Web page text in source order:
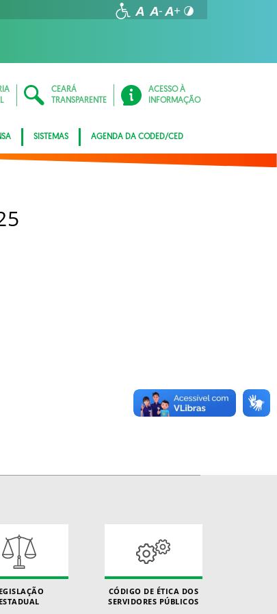
CEARÁ
TRANSPARENTE
ACESSO À
INFORMAÇÃO
SISTEMAS AGENDA DA CODED/CED
ESTADUAL
CÓDIGO DE ÉTICA DOS
SERVIDORES PÚBLICOS